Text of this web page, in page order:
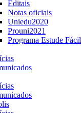
Editais
Notas oficiais
Uniedu2020
Prouni2021
Programa Estude Fácil